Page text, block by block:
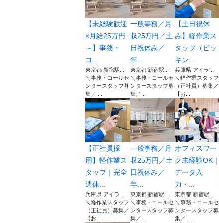
【未経験歓迎
×月給25万円
～】事務・
コ...
東京都 新宿駅...
＼事務・コールセ
ンタースタッフ募
集／ ...
一般事務／月
収25万円／土
日祝休み／
年...
東京都 新宿駅...
＼事務・コールセ
ンタースタッフ募
集／ ...
【土日祝休
み】軽作業ス
タッフ（ピッ
キン...
兵庫県 アイラ...
＼軽作業スタッフ
（正社員）募集／
【お...
【正社員採
用】軽作業ス
タッフ｜完全
週休...
兵庫県 アイラ...
＼軽作業スタッフ
（正社員）募集／
【お...
一般事務／月
収25万円／土
日祝休み／
年...
東京都 新宿駅...
＼事務・コールセ
ンタースタッフ募
集／ ...
オフィスワー
ク未経験OK｜
データ入
力・...
東京都 新宿駅...
＼事務・コールセ
ンタースタッフ募
集／ ...